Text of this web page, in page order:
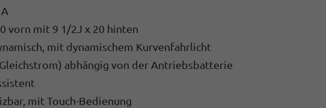
vorn mit 9 1/2J x 20 hinten
mit dynamischem Kurvenfahrlicht
abhängig von der Antriebsbatterie
mit Touch-Bedienung